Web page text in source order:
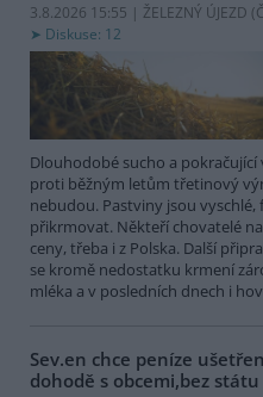
3.8.2026 15:55 | ŽELEZNÝ ÚJEZD (
Diskuse: 12
Dlouhodobé sucho a pokračující
proti běžným letům třetinový
nebudou. Pastviny jsou
přikrmovat. Někteří chovatelé
ceny, třeba i z Polska. Další
se kromě nedostatku krmení
mléka a v posledních dnech i
Sev.en chce peníze
dohodě s obcemi,bez státu